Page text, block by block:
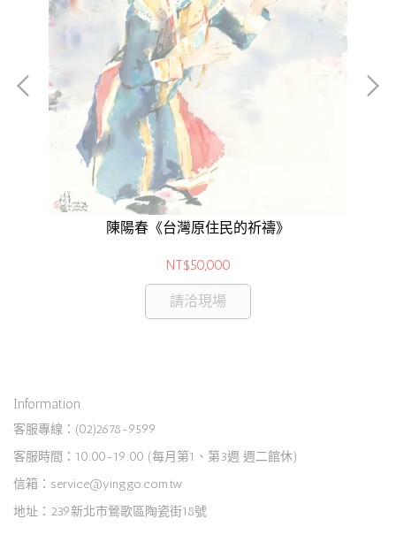
陳陽春《台灣原住民的祈禱》
NT$50,000
請洽現場
Information
客服專線：(02)2678-9599
客服時間：10:00-19:00 (每月第1、第3週 週二館休)
信箱：service@yinggo.com.tw
地址：239新北市鶯歌區陶瓷街18號